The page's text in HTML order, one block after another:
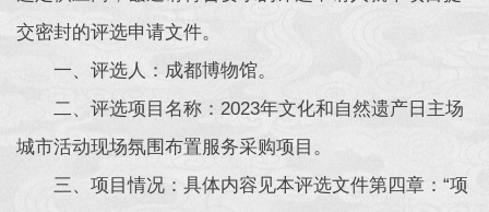
交密封的评选申请文件。
一、评选人：成都博物馆。
二、评选项目名称：2023年文化和自然遗产日主场
城市活动现场氛围布置服务采购项目。
三、项目情况：具体内容见本评选文件第四章：“项